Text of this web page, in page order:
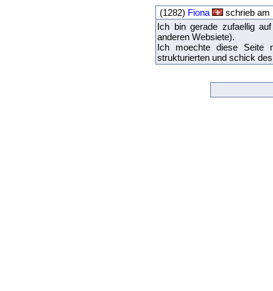
(1282) Fiona
schrieb am
Ich bin gerade zufaellig
anderen Websiete).
Ich moechte diese Seite
strukturierten und schick